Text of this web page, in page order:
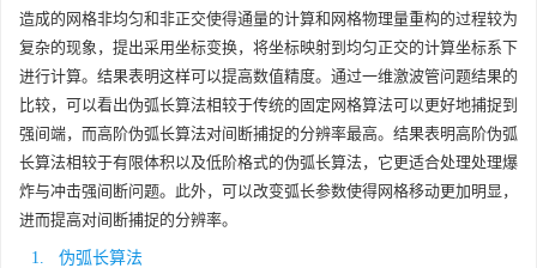
造成的网格非均匀和非正交使得通量的计算和网格物理量重构的过程较为
复杂的现象，提出采用坐标变换，将坐标映射到均匀正交的计算坐标系下
进行计算。结果表明这样可以提高数值精度。通过一维激波管问题结果的
比较，可以看出伪弧长算法相较于传统的固定网格算法可以更好地捕捉到
强间端，而高阶伪弧长算法对间断捕捉的分辨率最高。结果表明高阶伪弧
长算法相较于有限体积以及低阶格式的伪弧长算法，它更适合处理处理爆
炸与冲击强间断问题。此外，可以改变弧长参数使得网格移动更加明显，
进而提高对间断捕捉的分辨率。
1. 伪弧长算法